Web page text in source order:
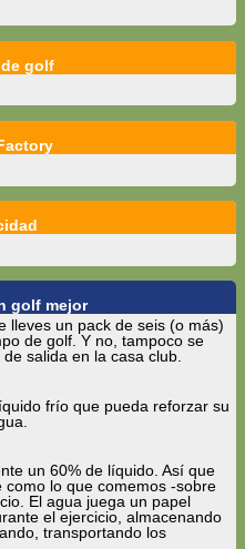
golf
golf mejor
lleves un pack de seis (o más)
de golf. Y no, tampoco se
salida en la casa club.
frío que pueda reforzar su
un 60% de líquido. Así que
como lo que comemos -sobre
El agua juega un papel
el ejercicio, almacenando
transportando los